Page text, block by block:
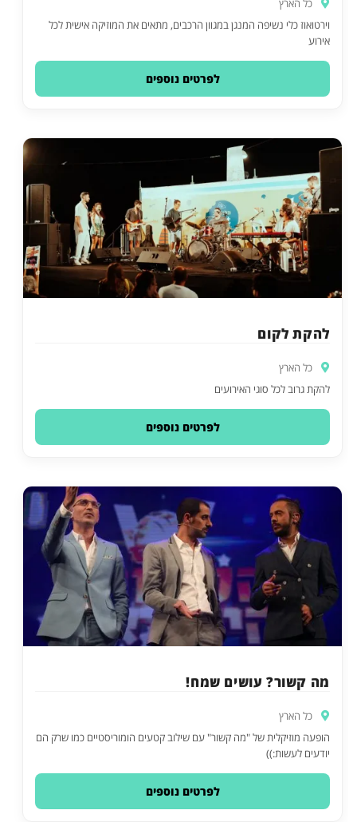
כל הארץ
וירטואוז כלי נשיפה המנגן במגוון הרכבים, מתאים את המוזיקה אישית לכל
אירוע
לפרטים נוספים
להקת לקום
כל הארץ
להקת גרוב לכל סוגי האירועים
לפרטים נוספים
מה קשור? עושים שמח!
כל הארץ
הופעה מוזיקלית של "מה קשור" עם שילוב קטעים הומוריסטיים כמו שרק הם
יודעים לעשות:))
לפרטים נוספים